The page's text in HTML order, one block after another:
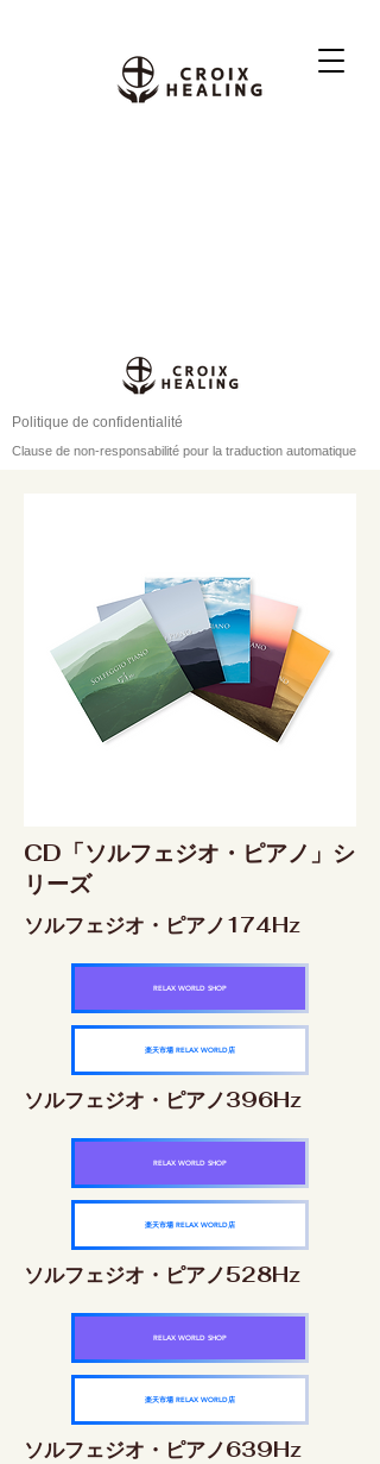
Politique de confidentialité
Clause de non-responsabilité pour la traduction automatique
CD「ソルフェジオ・ピアノ」シ
リーズ
ソルフェジオ・ピアノ174Hz
RELAX WORLD SHOP
楽天市場 RELAX WORLD店
ソルフェジオ・ピアノ396Hz
RELAX WORLD SHOP
楽天市場 RELAX WORLD店
ソルフェジオ・ピアノ528Hz
RELAX WORLD SHOP
楽天市場 RELAX WORLD店
ソルフェジオ・ピアノ639Hz